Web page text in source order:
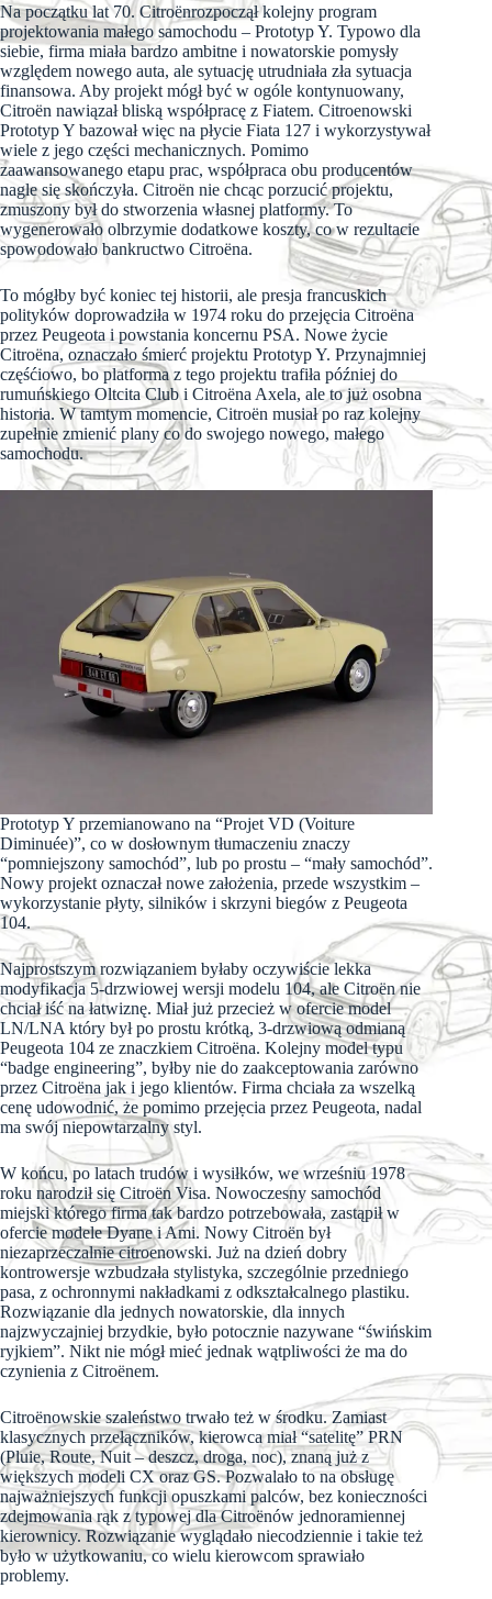
Na początku lat 70. Citroënrozpoczął kolejny program
projektowania małego samochodu – Prototyp Y. Typowo dla
siebie, firma miała bardzo ambitne i nowatorskie pomysły
względem nowego auta, ale sytuację utrudniała zła sytuacja
finansowa. Aby projekt mógł być w ogóle kontynuowany,
Citroën nawiązał bliską współpracę z Fiatem. Citroenowski
Prototyp Y bazował więc na płycie Fiata 127 i wykorzystywał
wiele z jego części mechanicznych. Pomimo
zaawansowanego etapu prac, współpraca obu producentów
nagle się skończyła. Citroën nie chcąc porzucić projektu,
zmuszony był do stworzenia własnej platformy. To
wygenerowało olbrzymie dodatkowe koszty, co w rezultacie
spowodowało bankructwo Citroëna.
To mógłby być koniec tej historii, ale presja francuskich
polityków doprowadziła w 1974 roku do przejęcia Citroëna
przez Peugeota i powstania koncernu PSA. Nowe życie
Citroëna, oznaczało śmierć projektu Prototyp Y. Przynajmniej
częśćiowo, bo platforma z tego projektu trafiła później do
rumuńskiego Oltcita Club i Citroëna Axela, ale to już osobna
historia. W tamtym momencie, Citroën musiał po raz kolejny
zupełnie zmienić plany co do swojego nowego, małego
samochodu.
Prototyp Y przemianowano na “Projet VD (Voiture
Diminuée)”, co w dosłownym tłumaczeniu znaczy
“pomniejszony samochód”, lub po prostu – “mały samochód”.
Nowy projekt oznaczał nowe założenia, przede wszystkim –
wykorzystanie płyty, silników i skrzyni biegów z Peugeota
104.
Najprostszym rozwiązaniem byłaby oczywiście lekka
modyfikacja 5-drzwiowej wersji modelu 104, ale Citroën nie
chciał iść na łatwiznę. Miał już przecież w ofercie model
LN/LNA który był po prostu krótką, 3-drzwiową odmianą
Peugeota 104 ze znaczkiem Citroëna. Kolejny model typu
“badge engineering”, byłby nie do zaakceptowania zarówno
przez Citroëna jak i jego klientów. Firma chciała za wszelką
cenę udowodnić, że pomimo przejẹcia przez Peugeota, nadal
ma swój niepowtarzalny styl.
W końcu, po latach trudów i wysiłków, we wrześniu 1978
roku narodził się Citroën Visa. Nowoczesny samochód
miejski którego firma tak bardzo potrzebowała, zastąpił w
ofercie modele Dyane i Ami. Nowy Citroën był
niezaprzeczalnie citroenowski. Już na dzień dobry
kontrowersje wzbudzała stylistyka, szczególnie przedniego
pasa, z ochronnymi nakładkami z odkształcalnego plastiku.
Rozwiązanie dla jednych nowatorskie, dla innych
najzwyczajniej brzydkie, było potocznie nazywane “świńskim
ryjkiem”. Nikt nie mógł mieć jednak wątpliwości że ma do
czynienia z Citroënem.
Citroënowskie szaleństwo trwało też w środku. Zamiast
klasycznych przełączników, kierowca miał “satelitę” PRN
(Pluie, Route, Nuit – deszcz, droga, noc), znaną już z
większych modeli CX oraz GS. Pozwalało to na obsługę
najważniejszych funkcji opuszkami palców, bez konieczności
zdejmowania rąk z typowej dla Citroënów jednoramiennej
kierownicy. Rozwiązanie wyglądało niecodziennie i takie też
było w użytkowaniu, co wielu kierowcom sprawiało
problemy.